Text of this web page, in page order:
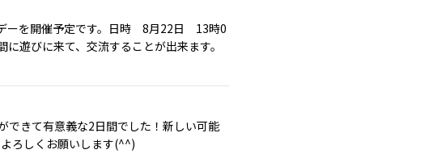
ーを開催予定です。日時 8月22日 13時0
遊びに来て、交流することが出来ます。
できて有意義な2日間でした！新しい可能
ろしくお願いします(^^)